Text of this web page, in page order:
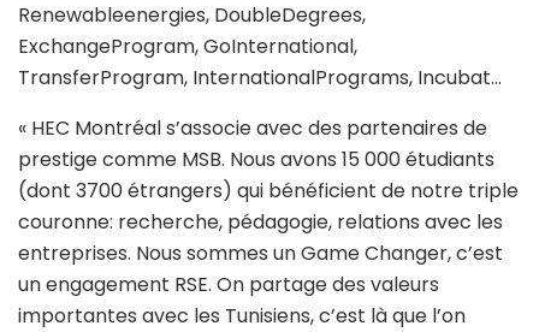
Renewableenergies, DoubleDegrees,
ExchangeProgram, GoInternational,
TransferProgram, InternationalPrograms, Incubat…
« HEC Montréal s’associe avec des partenaires de
prestige comme MSB. Nous avons 15 000 étudiants
(dont 3700 étrangers) qui bénéficient de notre triple
couronne: recherche, pédagogie, relations avec les
entreprises. Nous sommes un Game Changer, c’est
un engagement RSE. On partage des valeurs
importantes avec les Tunisiens, c’est là que l’on